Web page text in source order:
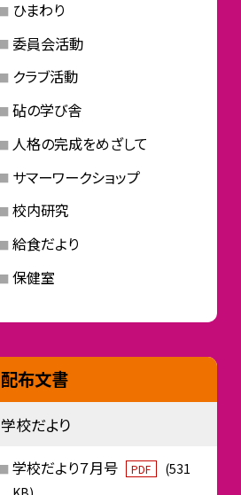
ひまわり
委員会活動
クラブ活動
砧の学び舎
人格の完成をめざして
サマーワークショップ
校内研究
給食だより
保健室
配布文書
学校だより
学校だより７月号 PDF
(531